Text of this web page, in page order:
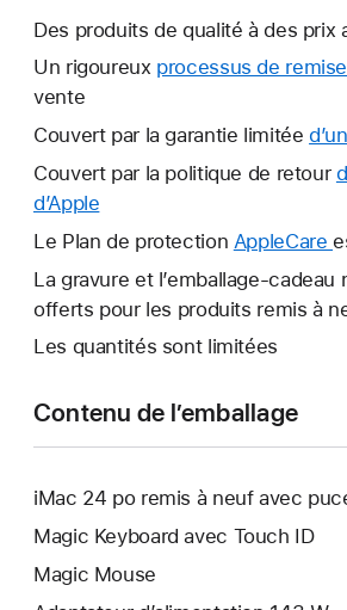
Des produits de qualité à des prix
Un rigoureux processus de
vente
Couvert par la garantie limitée
Couvert par la politique de retour
d’Apple
lien
dans
une
nouvelle
Le Plan de protection AppleCare
La gravure et l’emballage-cadeau
offerts pour les produits remis à
Les quantités sont limitées
Contenu de l’emballage
iMac 24 po remis à neuf avec
Magic Keyboard avec Touch ID
Magic Mouse